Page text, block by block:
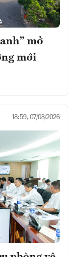
mở
mới
18:59, 07/08/2026